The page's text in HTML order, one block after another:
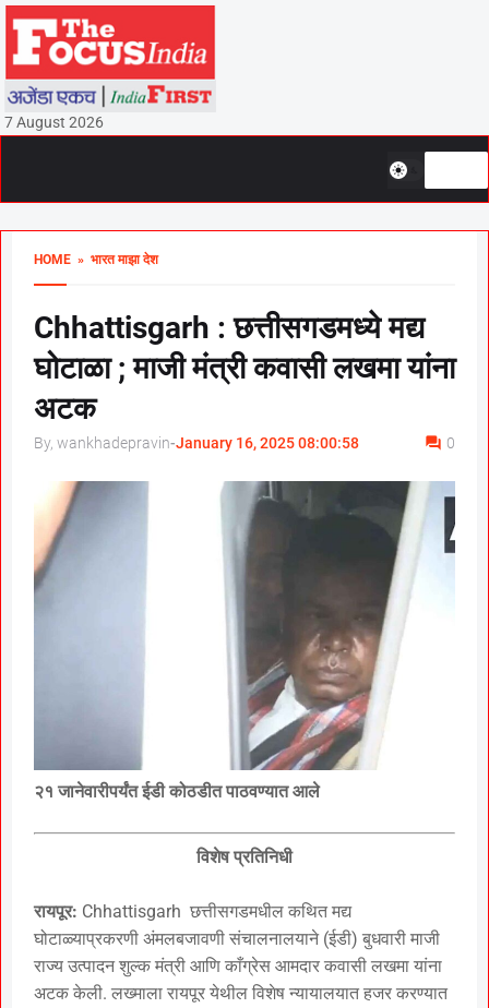
7 August 2026
HOME » भारत माझा देश
Chhattisgarh : छत्तीसगडमध्ये मद्य
घोटाळा ; माजी मंत्री कवासी लखमा यांना
अटक
By, wankhadepravin-January 16, 2025 08:00:58 0
२१ जानेवारीपर्यंत ईडी कोठडीत पाठवण्यात आले
विशेष प्रतिनिधी
रायपूर: Chhattisgarh छत्तीसगडमधील कथित मद्य
घोटाळ्याप्रकरणी अंमलबजावणी संचालनालयाने (ईडी) बुधवारी माजी
राज्य उत्पादन शुल्क मंत्री आणि काँग्रेस आमदार कवासी लखमा यांना
अटक केली. लख्माला रायपूर येथील विशेष न्यायालयात हजर करण्यात